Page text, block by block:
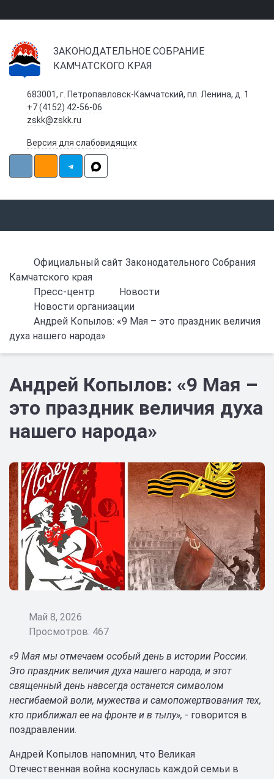
ЗАКОНОДАТЕЛЬНОЕ СОБРАНИЕ
КАМЧАТСКОГО КРАЯ
683001, г. Петропавловск-Камчатский, пл. Ленина, д. 1
+7 (4152) 42-56-06
zskk@zskk.ru
Версия для слабовидящих
Официальный сайт Законодательного Собрания
Камчатского края
Пресс-центр
Новости
Новости организации
Андрей Копылов: «9 Мая – это праздник величия
духа нашего народа»
Андрей Копылов: «9 Мая –
это праздник величия духа
нашего народа»
Май 8, 2026
Просмотров: 467
«9 Мая мы отмечаем особый день в истории России.
Это праздник величия духа нашего народа, и этот
священный день навсегда останется символом
несгибаемой воли, мужества и самопожертвования тех,
кто приближал ее на фронте и в тылу», - говорится в
поздравлении.
Андрей Копылов напомнил, что Великая
Отечественная война коснулась каждой семьи в